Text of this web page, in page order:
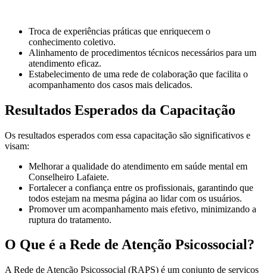
Troca de experiências práticas que enriquecem o
conhecimento coletivo.
Alinhamento de procedimentos técnicos necessários para um
atendimento eficaz.
Estabelecimento de uma rede de colaboração que facilita o
acompanhamento dos casos mais delicados.
Resultados Esperados da Capacitação
Os resultados esperados com essa capacitação são significativos e
visam:
Melhorar a qualidade do atendimento em saúde mental em
Conselheiro Lafaiete.
Fortalecer a confiança entre os profissionais, garantindo que
todos estejam na mesma página ao lidar com os usuários.
Promover um acompanhamento mais efetivo, minimizando a
ruptura do tratamento.
O Que é a Rede de Atenção Psicossocial?
A Rede de Atenção Psicossocial (RAPS) é um conjunto de serviços